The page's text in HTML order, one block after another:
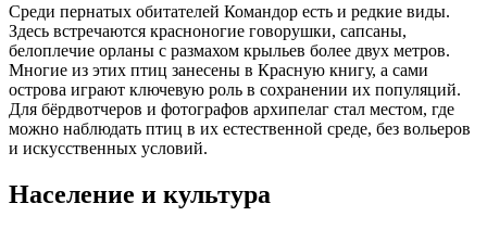
Среди пернатых обитателей Командор есть и редкие виды.
Здесь встречаются красноногие говорушки, сапсаны,
белоплечие орланы с размахом крыльев более двух метров.
Многие из этих птиц занесены в Красную книгу, а сами
острова играют ключевую роль в сохранении их популяций.
Для бёрдвотчеров и фотографов архипелаг стал местом, где
можно наблюдать птиц в их естественной среде, без вольеров
и искусственных условий.
Население и культура